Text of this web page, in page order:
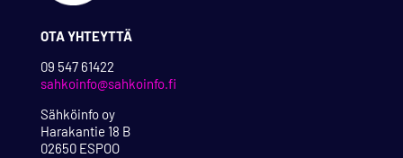
OTA YHTEYTTÄ
09 547 61422
sahkoinfo@sahkoinfo.fi
Sähköinfo oy
Harakantie 18 B
02650 ESPOO